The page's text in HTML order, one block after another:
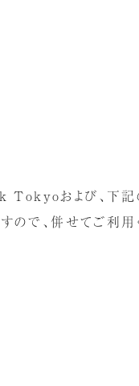
Tokyoおよび、下記
すので、併せてご利用